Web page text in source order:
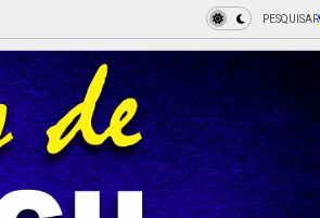
PESQUISAR